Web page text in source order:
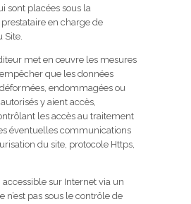
sont placées sous la
en charge de
Site.
met en œuvre les mesures
que les données
endommagées ou
y aient accès,
les accès au traitement
éventuelles communications
du site, protocole Https,
sur Internet via un
n’est pas sous le contrôle de